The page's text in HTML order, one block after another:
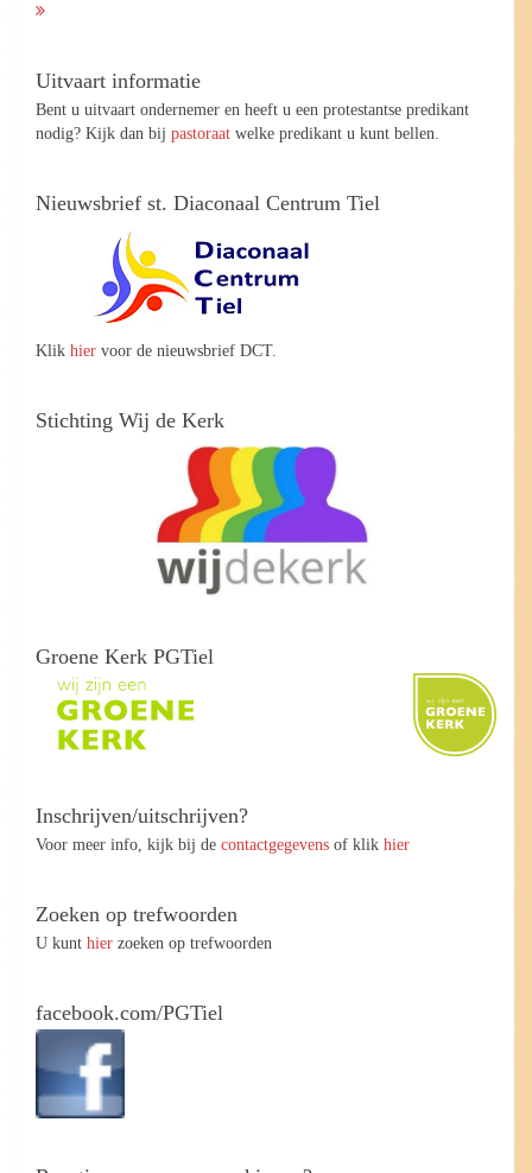
Uitvaart informatie
Bent u uitvaart ondernemer en heeft u een protestantse predikant
nodig? Kijk dan bij pastoraat welke predikant u kunt bellen.
Nieuwsbrief st. Diaconaal Centrum Tiel
Klik hier voor de nieuwsbrief DCT.
Stichting Wij de Kerk
Groene Kerk PGTiel
Inschrijven/uitschrijven?
Voor meer info, kijk bij de contactgegevens of klik hier
Zoeken op trefwoorden
U kunt hier zoeken op trefwoorden
facebook.com/PGTiel